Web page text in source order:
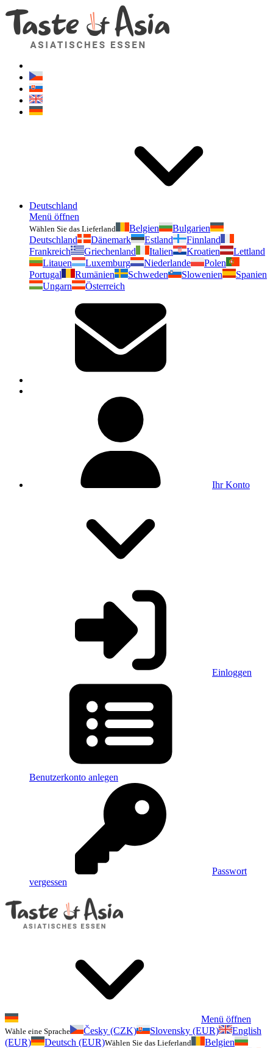
Deutschland
Menü öffnen
Wählen Sie das Lieferland Belgien
Bulgarien
Deutschland
Dänemark Estland
Finnland
Frankreich
Griechenland Italien Kroatien
Lettland
Litauen
Luxemburg Niederlande
Polen
Portugal
Rumänien Schweden Slowenien
Spanien
Ungarn
Österreich
Ihr Konto
Einloggen
Benutzerkonto anlegen
Passwort
vergessen
Menü öffnen
Wähle eine Sprache Česky (CZK) Slovensky (EUR)
English
(EUR)
Deutsch (EUR)Wählen Sie das Lieferland
Belgien
Geschmackvonasien.de
Zögern Sie nicht zu fragen. Ich bin für Sie da!